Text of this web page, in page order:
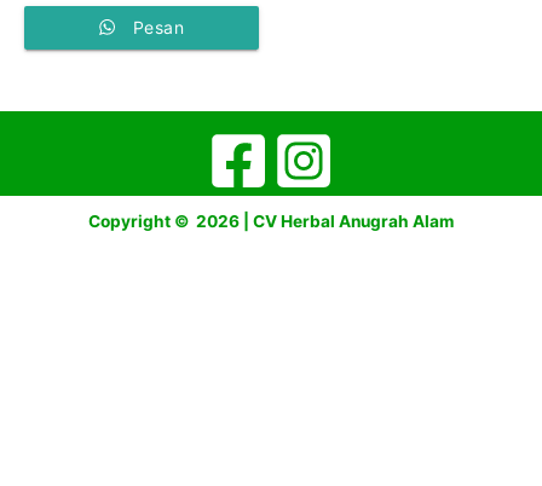
Pesan
Copyright © 2026 | CV Herbal Anugrah Alam